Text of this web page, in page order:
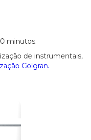
minutos.
de instrumentais,
Golgran.